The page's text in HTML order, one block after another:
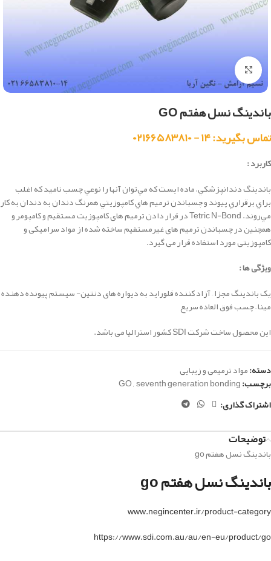
بزرگنمایی تصویر
باندینگ نسل هفتم GO
تماس بگیرید: ۱۴ - ۰۲۱۶۶۵۸۳۸۱۰
کاربرد :
باندينگ دندانپزشكي، ماده ايست كه مي‌توان آنها را نوعي چسب ناميد كه اغلب
براي برقراري پيوند و چسباندن ترميم هاي كامپوزيتي همرنگ دندان به دندان به كار
مي‌روند. Tetric N-Bond در قرار دادن ترمیم های کامپوزیت مستقیم و کامپومر و
همچنین در چسباندن ترمیم های غیرمستقیم ساخته شده از مواد سرامیکی و
کامپوزیتی مورد استفاده قرار می گیرد.
ویژگی ها :
یک باندینگ مجزا – آزاد کننده فلوراید به دیواره های دنتین- سیستم پیونده دهنده
مینا – چسب فوق العاده سریع
این محصول ساخت شرکت SDI کشور استرالیا می باشد.
دسته:مواد ترمیمی و زیبایی
برچسب: GO,seventh generation bonding
اشتراک گذاری:
توضیحات
باندینگ نسل هفتم go
باندینگ نسل هفتم go
www.negincenter.ir/product-category
https://www.sdi.com.au/au/en-eu/product/go